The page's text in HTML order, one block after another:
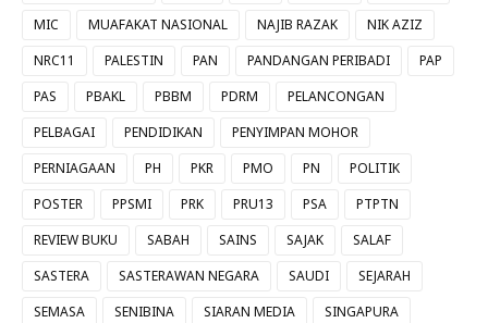
MIC
MUAFAKAT NASIONAL NAJIB RAZAK
NIK AZIZ
NRC11
PALESTIN PAN PANDANGAN PERIBADI
PAP
PAS
PBAKL PBBM PDRM
PELANCONGAN
PELBAGAI
PENDIDIKAN
PENYIMPAN MOHOR
PERNIAGAAN
PH PKR PMO PN
POLITIK
POSTER
PPSMI PRK PRU13 PSA
PTPTN
REVIEW BUKU
SABAH SAINS SAJAK
SALAF
SASTERA
SASTERAWAN NEGARA SAUDI
SEJARAH
SEMASA
SENIBINA SIARAN MEDIA
SINGAPURA